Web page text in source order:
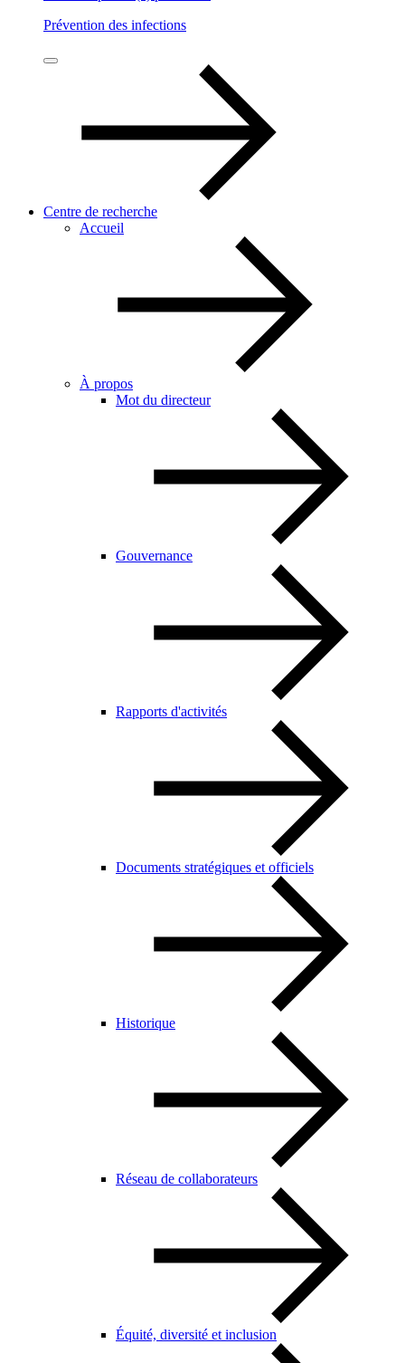
Prévention des infections
Centre de recherche
Accueil
À propos
Mot du directeur
Gouvernance
Rapports d'activités
Documents stratégiques et officiels
Historique
Réseau de collaborateurs
Équité, diversité et inclusion